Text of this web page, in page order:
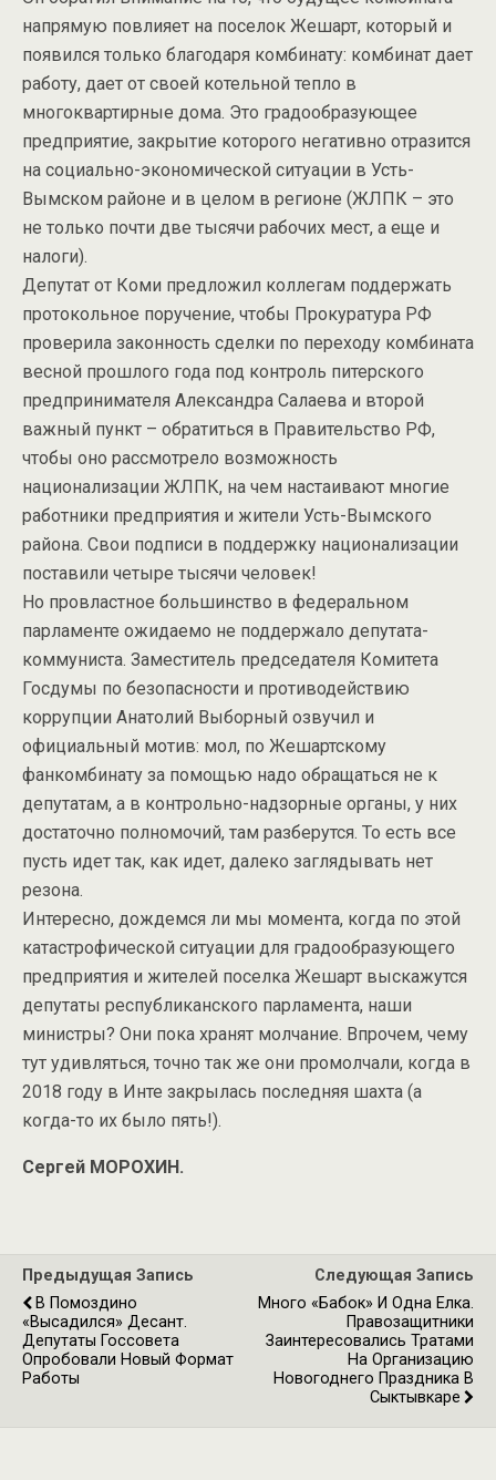
напрямую повлияет на поселок Жешарт, который и
появился только благодаря комбинату: комбинат дает
работу, дает от своей котельной тепло в
многоквартирные дома. Это градообразующее
предприятие, закрытие которого негативно отразится
на социально-экономической ситуации в Усть-
Вымском районе и в целом в регионе (ЖЛПК – это
не только почти две тысячи рабочих мест, а еще и
налоги).
Депутат от Коми предложил коллегам поддержать
протокольное поручение, чтобы Прокуратура РФ
проверила законность сделки по переходу комбината
весной прошлого года под контроль питерского
предпринимателя Александра Салаева и второй
важный пункт – обратиться в Правительство РФ,
чтобы оно рассмотрело возможность
национализации ЖЛПК, на чем настаивают многие
работники предприятия и жители Усть-Вымского
района. Свои подписи в поддержку национализации
поставили четыре тысячи человек!
Но провластное большинство в федеральном
парламенте ожидаемо не поддержало депутата-
коммуниста. Заместитель председателя Комитета
Госдумы по безопасности и противодействию
коррупции Анатолий Выборный озвучил и
официальный мотив: мол, по Жешартскому
фанкомбинату за помощью надо обращаться не к
депутатам, а в контрольно-надзорные органы, у них
достаточно полномочий, там разберутся. То есть все
пусть идет так, как идет, далеко заглядывать нет
резона.
Интересно, дождемся ли мы момента, когда по этой
катастрофической ситуации для градообразующего
предприятия и жителей поселка Жешарт выскажутся
депутаты республиканского парламента, наши
министры? Они пока хранят молчание. Впрочем, чему
тут удивляться, точно так же они промолчали, когда в
2018 году в Инте закрылась последняя шахта (а
когда-то их было пять!).
Сергей МОРОХИН.
Предыдущая Запись
В Помоздино
«высадился» Десант.
Депутаты Госсовета
Опробовали Новый Формат
Работы
Следующая Запись
Много «бабок» И Одна Елка.
Правозащитники
Заинтересовались Тратами
На Организацию
Новогоднего Праздника В
Сыктывкаре